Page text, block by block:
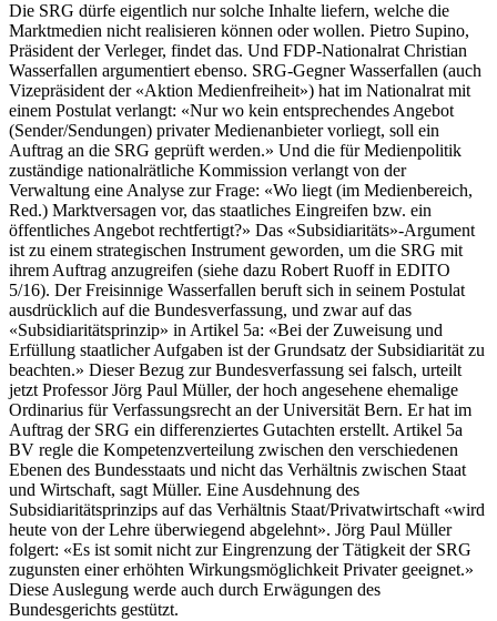
Die SRG dürfe eigentlich nur solche Inhalte liefern, welche die
Marktmedien nicht realisieren können oder wollen. Pietro Supino,
Präsident der Verleger, findet das. Und FDP-Nationalrat Christian
Wasserfallen argumentiert ebenso. SRG-Gegner Wasserfallen (auch
Vizepräsident der «Aktion Medienfreiheit») hat im Nationalrat mit
einem Postulat verlangt: «Nur wo kein entsprechendes Angebot
(Sender/Sendungen) privater Medienanbieter vorliegt, soll ein
Auftrag an die SRG geprüft werden.» Und die für Medienpolitik
zuständige nationalrätliche Kommission verlangt von der
Verwaltung eine Analyse zur Frage: «Wo liegt (im Medienbereich,
Red.) Marktversagen vor, das staatliches Eingreifen bzw. ein
öffentliches Angebot rechtfertigt?» Das «Subsidiaritäts»-Argument
ist zu einem strategischen Instrument geworden, um die SRG mit
ihrem Auftrag anzugreifen (siehe dazu Robert Ruoff in EDITO
5/16). Der Freisinnige Wasserfallen beruft sich in seinem Postulat
ausdrücklich auf die Bundesverfassung, und zwar auf das
«Subsidiaritätsprinzip» in Artikel 5a: «Bei der Zuweisung und
Erfüllung staatlicher Aufgaben ist der Grundsatz der Subsidiarität zu
beachten.» Dieser Bezug zur Bundesverfassung sei falsch, urteilt
jetzt Professor Jörg Paul Müller, der hoch angesehene ehemalige
Ordinarius für Verfassungsrecht an der Universität Bern. Er hat im
Auftrag der SRG ein differenziertes Gutachten erstellt. Artikel 5a
BV regle die Kompetenzverteilung zwischen den verschiedenen
Ebenen des Bundesstaats und nicht das Verhältnis zwischen Staat
und Wirtschaft, sagt Müller. Eine Ausdehnung des
Subsidiaritätsprinzips auf das Verhältnis Staat/Privatwirtschaft «wird
heute von der Lehre überwiegend abgelehnt». Jörg Paul Müller
folgert: «Es ist somit nicht zur Eingrenzung der Tätigkeit der SRG
zugunsten einer erhöhten Wirkungsmöglichkeit Privater geeignet.»
Diese Auslegung werde auch durch Erwägungen des
Bundesgerichts gestützt.